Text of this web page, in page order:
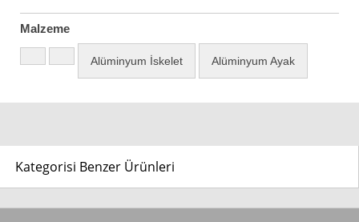
Malzeme
Alüminyum İskelet Alüminyum Ayak
Kategorisi Benzer Ürünleri